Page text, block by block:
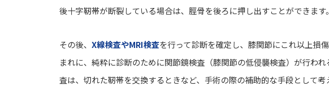
後十字靭帯が断裂している場合は、脛骨を後ろに押し出すことができます。
その後、 X線検査やMRI検査を行って診断を確定し、膝関節にこれ以上損
まれに、純粋に診断のために関節鏡検査（膝関節の低侵襲検査）が行わ
査は、切れた靭帯を交換するときなど、手術の際の補助的な手段として考